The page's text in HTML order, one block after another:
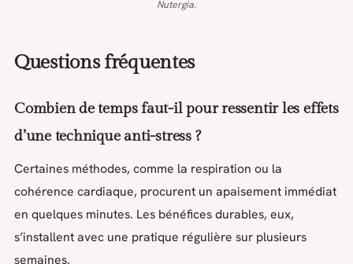
Nutergia.
Questions fréquentes
Combien de temps faut-il pour ressentir les effets
d’une technique anti-stress ?
Certaines méthodes, comme la respiration ou la
cohérence cardiaque, procurent un apaisement immédiat
en quelques minutes. Les bénéfices durables, eux,
s’installent avec une pratique régulière sur plusieurs
semaines.